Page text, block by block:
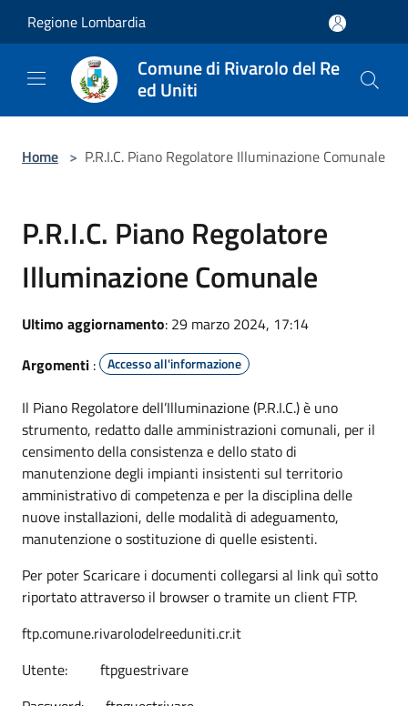
Regione Lombardia
Comune di Rivarolo del Re
ed Uniti
Home > P.R.I.C. Piano Regolatore Illuminazione Comunale
P.R.I.C. Piano Regolatore
Illuminazione Comunale
Ultimo aggiornamento: 29 marzo 2024, 17:14
Argomenti : Accesso all'informazione
Il Piano Regolatore dell’Illuminazione (P.R.I.C.) è uno
strumento, redatto dalle amministrazioni comunali, per il
censimento della consistenza e dello stato di
manutenzione degli impianti insistenti sul territorio
amministrativo di competenza e per la disciplina delle
nuove installazioni, delle modalità di adeguamento,
manutenzione o sostituzione di quelle esistenti.
Per poter Scaricare i documenti collegarsi al link quì sotto
riportato attraverso il browser o tramite un client FTP.
ftp.comune.rivarolodelreeduniti.cr.it
Utente: ftpguestrivare